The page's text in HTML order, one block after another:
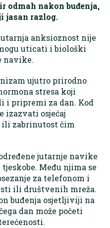
odmah nakon buđenja,
jasan razlog.
anksioznost nije
uticati i biološki
navike.
ujutro prirodno
stresa koji
i pripremi za dan. Kod
izazvati osjećaj
ili zabrinutost čim
jutarnje navike
tjeskobe. Među njima se
za telefonom i
ili društvenih mreža.
buđenja osjetljiviji na
dan može početi